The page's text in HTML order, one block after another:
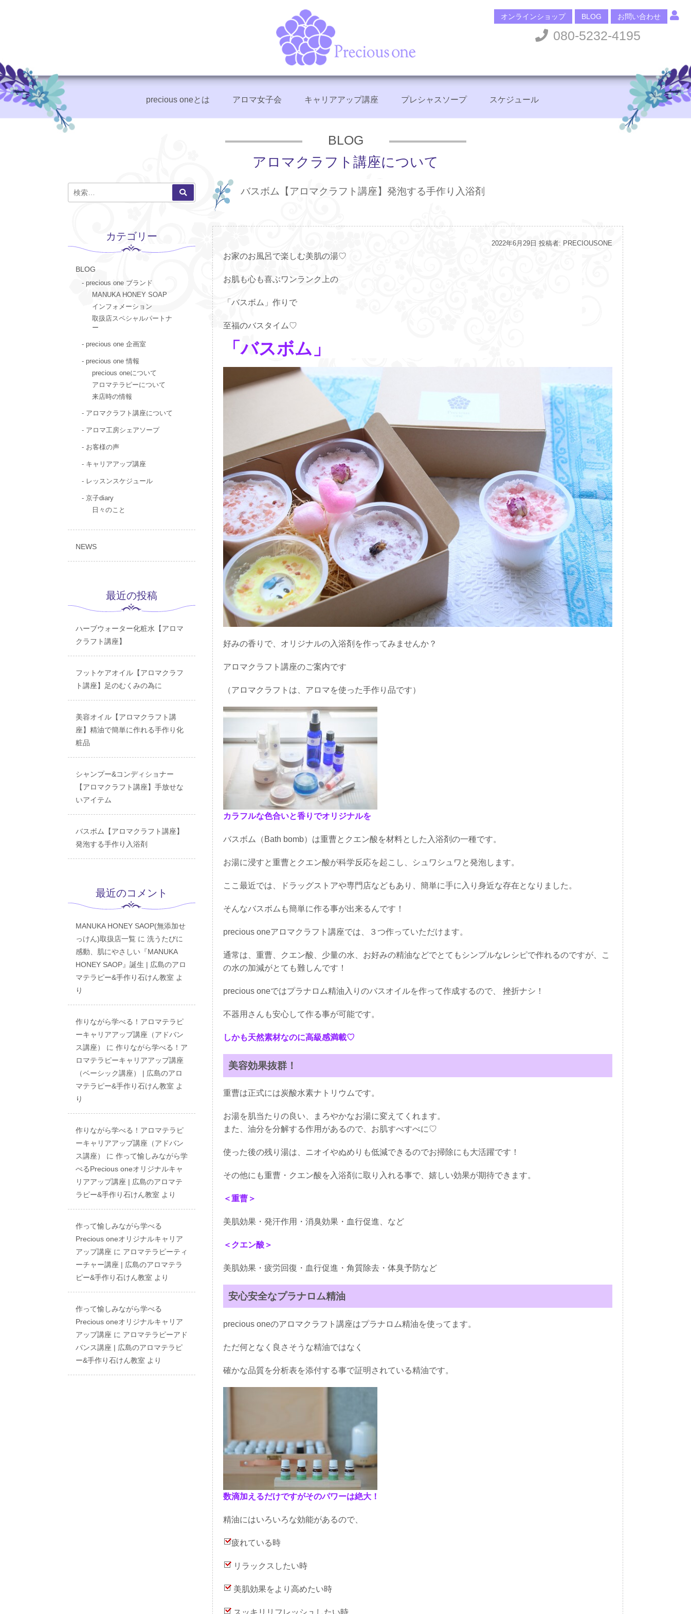
オンラインショップ BLOG お問い合わせ
080-5232-4195
precious oneとは アロマ女子会 キャリアアップ講座 プレシャスソープ スケジュール
BLOG
アロマクラフト講座について
バスボム【アロマクラフト講座】発泡する手作り入浴剤
投
2022年6月29日 投稿者: PRECIOUSONE
お家のお風呂で楽しむ美肌の湯♡
お肌も心も喜ぶワンランク上の
「バスボム」作りで
至福のバスタイム♡
「バスボム」
好みの香りで、オリジナルの入浴剤を作ってみませんか？
アロマクラフト講座のご案内です
（アロマクラフトは、アロマを使った手作り品です）
カラフルな色合いと香りでオリジナルを
バスボム（Bath bomb）は重曹とクエン酸を材料とした入浴剤の一種です。
お湯に浸すと重曹とクエン酸が科学反応を起こし、シュワシュワと発泡します。
ここ最近では、ドラッグストアや専門店などもあり、簡単に手に入り身近な存在となりました。
そんなバスボムも簡単に作る事が出来るんです！
precious oneアロマクラフト講座では、３つ作っていただけます。
通常は、重曹、クエン酸、少量の水、お好みの精油などでとてもシンプルなレシピで作れるのですが、こ
の水の加減がとても難しんです！
precious oneではプラナロム精油入りのバスオイルを作って作成するので、 挫折ナシ！
不器用さんも安心して作る事が可能です。
しかも天然素材なのに高級感満載♡
美容効果抜群！
重曹は正式には炭酸水素ナトリウムです。
お湯を肌当たりの良い、まろやかなお湯に変えてくれます。
また、油分を分解する作用があるので、お肌すべすべに♡
使った後の残り湯は、ニオイやぬめりも低減できるのでお掃除にも大活躍です！
その他にも重曹・クエン酸を入浴剤に取り入れる事で、嬉しい効果が期待できます。
＜重曹＞
美肌効果・発汗作用・消臭効果・血行促進、など
＜クエン酸＞
美肌効果・疲労回復・血行促進・角質除去・体臭予防など
安心安全なプラナロム精油
precious oneのアロマクラフト講座はプラナロム精油を使ってます。
ただ何となく良さそうな精油ではなく
確かな品質を分析表を添付する事で証明されている精油です。
数滴加えるだけですがそのパワーは絶大！
精油にはいろいろな効能があるので、
疲れている時
リラックスしたい時
美肌効果をより高めたい時
索:
検
索
カテゴリー
BLOG
precious one ブランド
MANUKA HONEY SOAP
インフォメーション
取扱店スペシャルパートナ
ー
precious one 企画室
precious one 情報
precious oneについて
アロマテラピーについて
来店時の情報
アロマクラフト講座について
アロマ工房シェアソープ
お客様の声
キャリアアップ講座
レッスンスケジュール
京子diary
日々のこと
NEWS
最近の投稿
ハーブウォーター化粧水【アロマ
クラフト講座】
フットケアオイル【アロマクラフ
ト講座】足のむくみの為に
美容オイル【アロマクラフト講
座】精油で簡単に作れる手作り化
粧品
シャンプー&コンディショナー
【アロマクラフト講座】手放せな
いアイテム
バスボム【アロマクラフト講座】
発泡する手作り入浴剤
最近のコメント
MANUKA HONEY SAOP(無添加せ
っけん)取扱店一覧 に 洗うたびに
感動、肌にやさしい『MANUKA
HONEY SAOP』誕生 | 広島のアロ
マテラピー&手作り石けん教室 よ
り
作りながら学べる！アロマテラピ
ーキャリアアップ講座（アドバン
ス講座）
に 作りながら学べる！ア
ロマテラピーキャリアアップ講座
（ベーシック講座） | 広島のアロ
マテラピー&手作り石けん教室 よ
り
作りながら学べる！アロマテラピ
ーキャリアアップ講座（アドバン
ス講座）
に 作って愉しみながら学
べるPrecious oneオリジナルキャ
リアアップ講座 | 広島のアロマテ
ラピー&手作り石けん教室 より
作って愉しみながら学べる
Precious oneオリジナルキャリア
アップ講座 に アロマテラピーティ
ーチャー講座 | 広島のアロマテラ
ピー&手作り石けん教室 より
作って愉しみながら学べる
Precious oneオリジナルキャリア
アップ講座 に アロマテラピーアド
バンス講座 | 広島のアロマテラピ
ー&手作り石けん教室 より